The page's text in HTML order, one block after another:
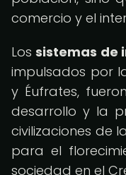
comercio y el
Lossistemas de
impulsados por
y Éufrates,
desarrollo y la
civilizaciones de
para el
sociedad en el